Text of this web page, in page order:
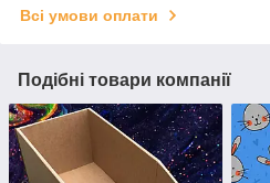
Всі умови оплати
Подібні товари компанії